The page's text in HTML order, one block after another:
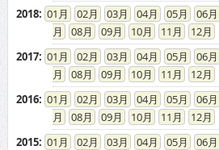
2018: 01 02 03 04 05 06
08
09 10 11
12
2017: 01 02 03 04 05 06
08
09 10 11
12
2016: 01 02 03 04 05 06
08
09 10 11
12
2015: 01 02 03 04 05 06